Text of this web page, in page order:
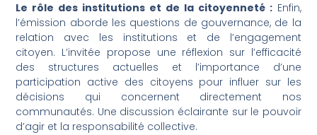
Le rôle des institutions et de la citoyenneté :Enfin,
l’émission aborde les questions de gouvernance, de la
relation avec les institutions et de l’engagement
citoyen. L’invitée propose une réflexion sur l’efficacité
des structures actuelles et l’importance d’une
participation active des citoyens pour influer sur les
décisions qui concernent directement nos
communautés. Une discussion éclairante sur le pouvoir
d’agir et la responsabilité collective.